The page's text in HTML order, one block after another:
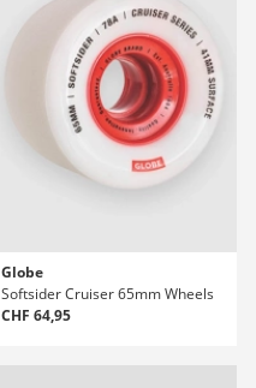
Globe
Softsider Cruiser 65mm Wheels
CHF 64,95